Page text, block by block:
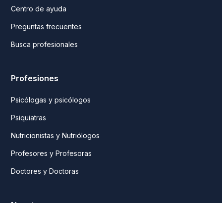
Centro de ayuda
Preguntas frecuentes
Busca profesionales
Profesiones
Psicólogas y psicólogos
Psiquiatras
Nutricionistas y Nutriólogos
Profesores y Profesoras
Doctores y Doctoras